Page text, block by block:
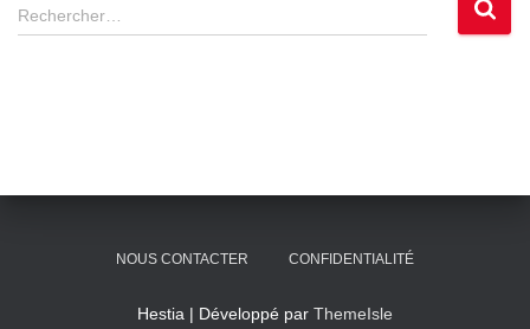
R
e
Rechercher…
NOUS CONTACTER CONFIDENTIALITÉ
Hestia | Développé par ThemeIsle